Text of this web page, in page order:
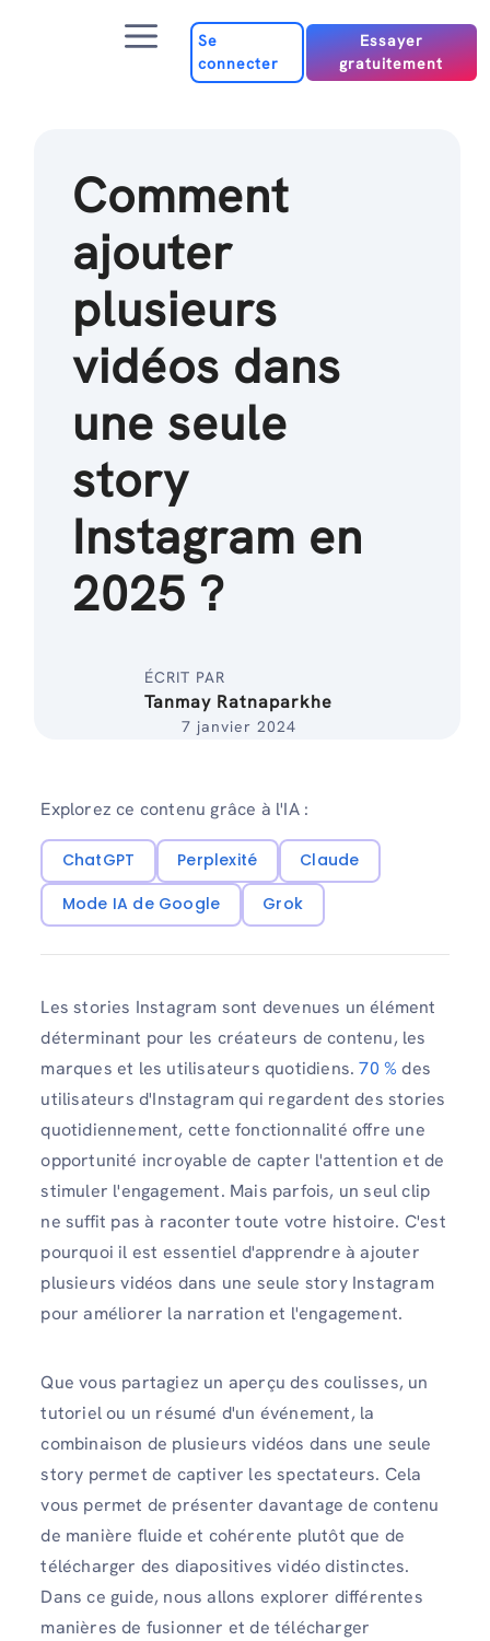
Menu
Se
connecter
Essayer
gratuitement
Comment
ajouter
plusieurs
vidéos dans
une seule
story
Instagram en
2025 ?
ÉCRIT PAR
Tanmay Ratnaparkhe
7 janvier 2024
Explorez ce contenu grâce à l'IA :
ChatGPT Perplexité
Claude
Mode IA de Google
Grok
Les stories Instagram sont devenues un élément
déterminant pour les créateurs de contenu, les
marques et les utilisateurs quotidiens.70 % des
utilisateurs d'Instagram qui regardent des stories
quotidiennement, cette fonctionnalité offre une
opportunité incroyable de capter l'attention et de
stimuler l'engagement. Mais parfois, un seul clip
ne suffit pas à raconter toute votre histoire. C'est
pourquoi il est essentiel d'apprendre à ajouter
plusieurs vidéos dans une seule story Instagram
pour améliorer la narration et l'engagement.
Que vous partagiez un aperçu des coulisses, un
tutoriel ou un résumé d'un événement, la
combinaison de plusieurs vidéos dans une seule
story permet de captiver les spectateurs. Cela
vous permet de présenter davantage de contenu
de manière fluide et cohérente plutôt que de
télécharger des diapositives vidéo distinctes.
Dans ce guide, nous allons explorer différentes
manières de fusionner et de télécharger